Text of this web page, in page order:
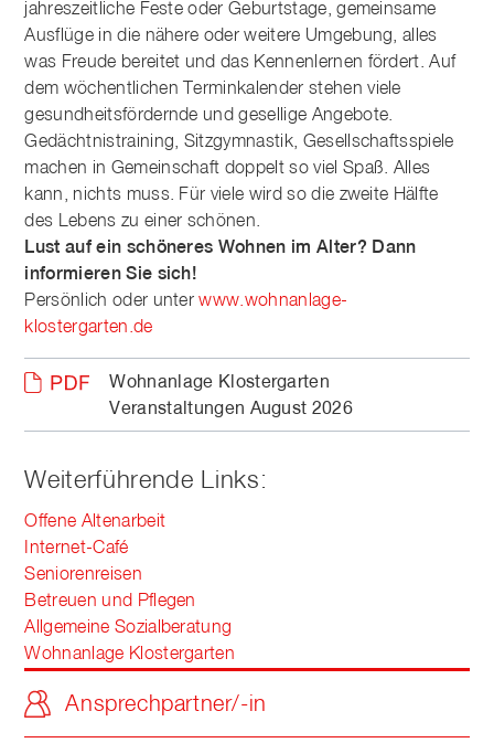
jahreszeitliche Feste oder Geburtstage, gemeinsame
Ausflüge in die nähere oder weitere Umgebung, alles
was Freude bereitet und das Kennenlernen fördert. Auf
dem wöchentlichen Terminkalender stehen viele
gesundheitsfördernde und gesellige Angebote.
Gedächtnistraining, Sitzgymnastik, Gesellschaftsspiele
machen in Gemeinschaft doppelt so viel Spaß. Alles
kann, nichts muss. Für viele wird so die zweite Hälfte
des Lebens zu einer schönen.
Lust auf ein schöneres Wohnen im Alter? Dann
informieren Sie sich!
Persönlich oder unterwww.wohnanlage-
klostergarten.de
Wohnanlage Klostergarten
Veranstaltungen August 2026
Weiterführende Links:
Offene Altenarbeit
Internet-Café
Seniorenreisen
Betreuen und Pflegen
Allgemeine Sozialberatung
Wohnanlage Klostergarten
Ansprechpartner/-in